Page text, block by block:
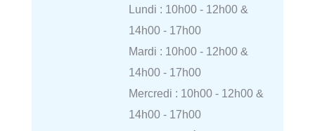
Lundi : 10h00 - 12h00 &
14h00 - 17h00
Mardi : 10h00 - 12h00 &
14h00 - 17h00
Mercredi : 10h00 - 12h00 &
14h00 - 17h00